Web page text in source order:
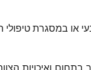
או במסגרת